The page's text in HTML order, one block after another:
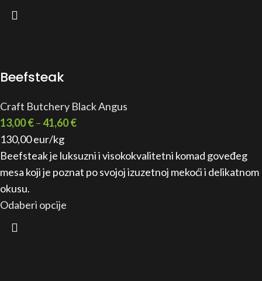
Beefsteak
Craft Butchery Black Angus
13,00€–41,60€
130,00 eur/kg
Beefsteak je luksuzni i visokokvalitetni komad goveđeg
mesa koji je poznat po svojoj izuzetnoj mekoći i delikatnom
okusu.
Odaberi opcije